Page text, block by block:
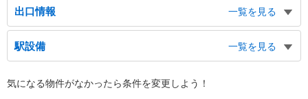
出口情報
一覧を見る
不忍改札（ＪＲ）
京成線、不忍池、中央通り（広小路）、西郷隆盛銅像、公園前交番、東京上野
税務署、上野労働基準監督署、東大病院、アメ横
中央改札（ＪＲ）
駅設備
一覧を見る
※段差なしでの移動経路
気になる物件がなかったら条件を変更しよう！